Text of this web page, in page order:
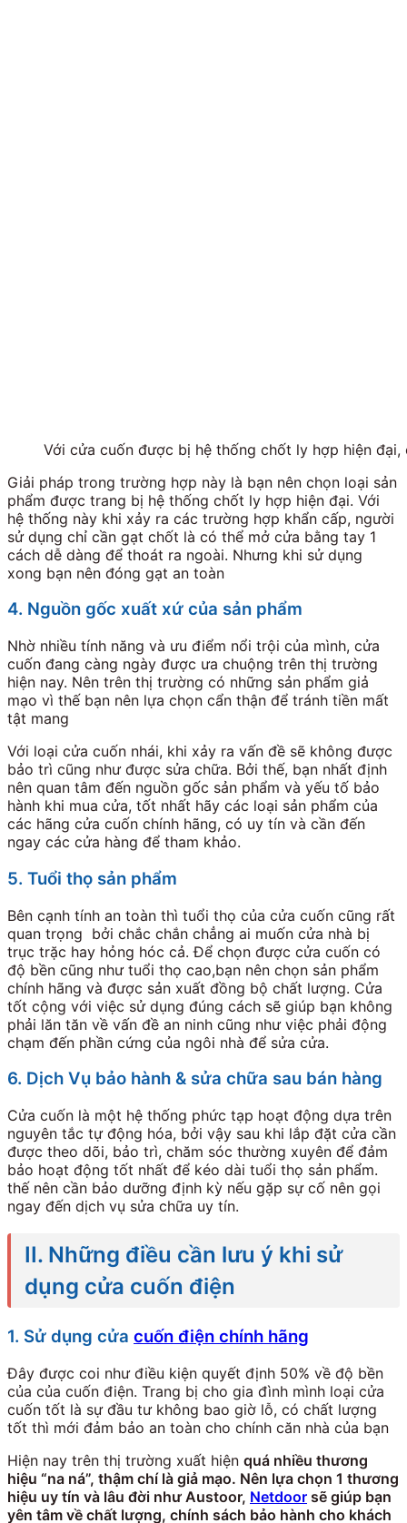
Với cửa cuốn được bị hệ thống chốt ly hợp hiện
Giải pháp trong trường hợp này là bạn nên chọn loại sản
phẩm được trang bị hệ thống chốt ly hợp hiện đại. Với
hệ thống này khi xảy ra các trường hợp khẩn cấp, người
sử dụng chỉ cần gạt chốt là có thể mở cửa bằng tay 1
cách dễ dàng để thoát ra ngoài. Nhưng khi sử dụng
xong bạn nên đóng gạt an toàn
4. Nguồn gốc xuất xứ của sản phẩm
Nhờ nhiều tính năng và ưu điểm nổi trội của mình, cửa
cuốn đang càng ngày được ưa chuộng trên thị trường
hiện nay. Nên trên thị trường có những sản phẩm giả
mạo vì thế bạn nên lựa chọn cẩn thận để tránh tiền mất
tật mang
Với loại cửa cuốn nhái, khi xảy ra vấn đề sẽ không được
bảo trì cũng như được sửa chữa. Bởi thế, bạn nhất định
nên quan tâm đến nguồn gốc sản phẩm và yếu tố bảo
hành khi mua cửa, tốt nhất hãy các loại sản phẩm của
các hãng cửa cuốn chính hãng, có uy tín và cần đến
ngay các cửa hàng để tham khảo.
5. Tuổi thọ sản phẩm
Bên cạnh tính an toàn thì tuổi thọ của cửa cuốn cũng rất
quan trọng bởi chắc chắn chẳng ai muốn cửa nhà bị
trục trặc hay hỏng hóc cả. Để chọn được cửa cuốn có
độ bền cũng như tuổi thọ cao,bạn nên chọn sản phẩm
chính hãng và được sản xuất đồng bộ chất lượng. Cửa
tốt cộng với việc sử dụng đúng cách sẽ giúp bạn không
phải lăn tăn về vấn đề an ninh cũng như việc phải động
chạm đến phần cứng của ngôi nhà để sửa cửa.
6. Dịch Vụ bảo hành & sửa chữa sau bán hàng
Cửa cuốn là một hệ thống phức tạp hoạt động dựa trên
nguyên tắc tự động hóa, bởi vậy sau khi lắp đặt cửa cần
được theo dõi, bảo trì, chăm sóc thường xuyên để đảm
bảo hoạt động tốt nhất để kéo dài tuổi thọ sản phẩm.
thế nên cần bảo dưỡng định kỳ nếu gặp sự cố nên gọi
ngay đến dịch vụ sửa chữa uy tín.
II. Những điều cần lưu ý khi sử
dụng cửa cuốn điện
1. Sử dụng cửa cuốn điện chính hãng
Đây được coi như điều kiện quyết định 50% về độ bền
của của cuốn điện. Trang bị cho gia đình mình loại cửa
cuốn tốt là sự đầu tư không bao giờ lỗ, có chất lượng
tốt thì mới đảm bảo an toàn cho chính căn nhà của bạn
Hiện nay trên thị trường xuất hiện quá nhiều thương
hiệu “na ná”, thậm chí là giả mạo. Nên lựa chọn 1 thương
hiệu uy tín và lâu đời như Austoor, Netdoor sẽ giúp bạn
yên tâm về chất lượng, chính sách bảo hành cho khách